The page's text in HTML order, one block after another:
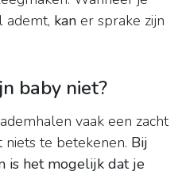
ademt, kan er sprake zijn
baby niet?
vaak een zacht
te betekenen. Bij
is het mogelijk dat je